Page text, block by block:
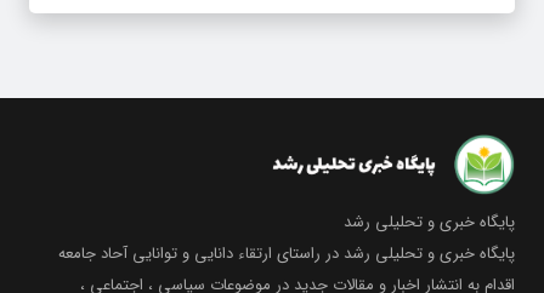
پایگاه خبری و تحلیلی رشد
پایگاه خبری و تحلیلی رشد در راستای ارتقاء دانایی و توانایی آحاد جامعه
اقدام به انتشار اخبار و مقالات جدید در موضوعات سیاسی ، اجتماعی ،